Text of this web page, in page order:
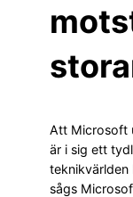
Att Microsoft
är i sig ett
teknikvärlden
sågs